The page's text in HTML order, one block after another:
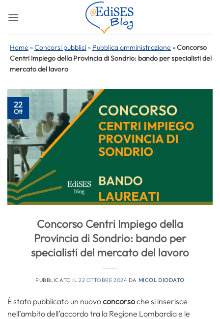
Home »Concorsi pubblici » Pubblica amministrazione »Concorso
Centri Impiego della Provincia di Sondrio: bando per specialisti del
mercato del lavoro
22
Ott
Concorso Centri Impiego della
Provincia di Sondrio: bando per
specialisti del mercato del lavoro
PUBBLICATO IL 22 OTTOBRE 2024 DA MICOL DIODATO
È stato pubblicato un nuovoconcorsoche si inserisce
nell’ambito dell’accordo tra la Regione Lombardia e le